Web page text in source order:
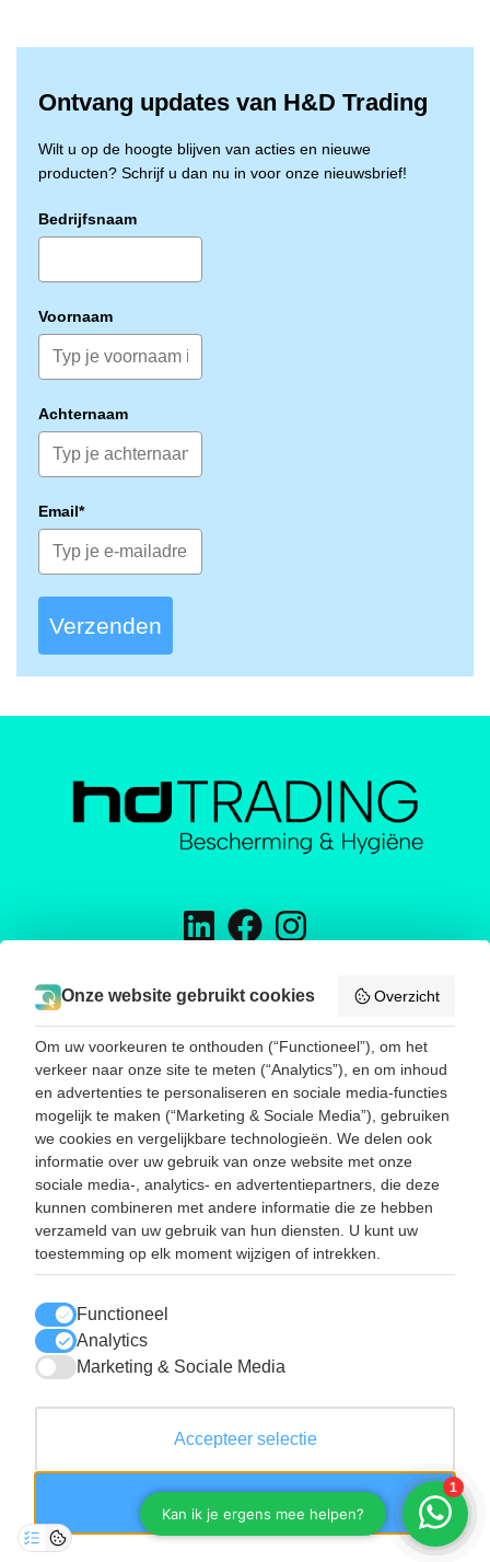
Ontvang updates van H&D Trading
Wilt u op de hoogte blijven van acties en nieuwe
producten? Schrijf u dan nu in voor onze nieuwsbrief!
Bedrijfsnaam
Voornaam
Achternaam
Email*
Verzenden
H&D TRADING
Energieweg 16
5145 NW Waalwijk
Telefoon:0031416785188
E-mail:info@hend-trading.com
KVK: 60393173
BTW: NL001786385B67
SNEL NAAR
Disposables
Dryboxgloves
Werkhandschoenen
Uitleg normeringen
Algemene voorwaarden
Onze website gebruikt cookies Overzicht
Om uw voorkeuren te onthouden (“Functioneel”), om het
verkeer naar onze site te meten (“Analytics”), en om inhoud
en advertenties te personaliseren en sociale media-functies
mogelijk te maken (“Marketing & Sociale Media”), gebruiken
we cookies en vergelijkbare technologieën. We delen ook
informatie over uw gebruik van onze website met onze
sociale media-, analytics- en advertentiepartners, die deze
kunnen combineren met andere informatie die ze hebben
verzameld van uw gebruik van hun diensten. U kunt uw
toestemming op elk moment wijzigen of intrekken.
Functioneel
Analytics
Marketing & Sociale Media
Accepteer selectie